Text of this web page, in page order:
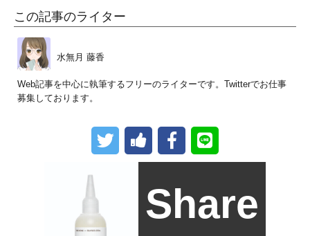
この記事のライター
水無月 藤香
Web記事を中心に執筆するフリーのライターです。Twitterでお仕事
募集しております。
Share